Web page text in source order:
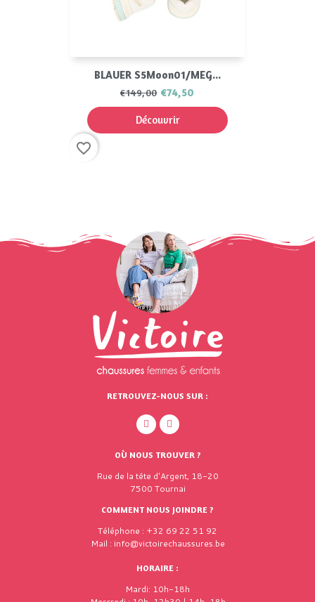
BLAUER S5Moon01/MEG...
€149,00 €74,50
Découvrir
favorite_border
RETROUVEZ-NOUS SUR :
OÙ NOUS TROUVER ?
Rue de la tête d'Argent, 18-20
7500 Tournai
COMMENT NOUS JOINDRE ?
Téléphone : +32 69 22 51 92
Mail : info@victoirechaussures.be
HORAIRE :
Mardi: 10h-18h